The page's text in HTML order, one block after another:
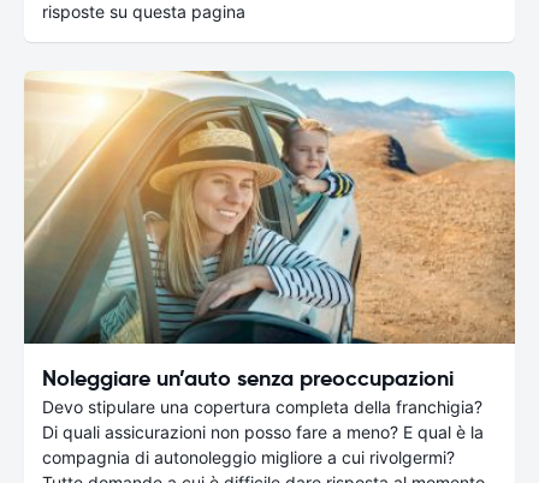
risposte su questa pagina
Noleggiare un’auto senza preoccupazioni
Devo stipulare una copertura completa della franchigia?
Di quali assicurazioni non posso fare a meno? E qual è la
compagnia di autonoleggio migliore a cui rivolgermi?